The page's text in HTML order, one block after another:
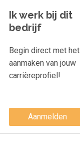
Ik werk bij dit
bedrijf
Begin direct met het
aanmaken van jouw
carrièreprofiel!
Aanmelden